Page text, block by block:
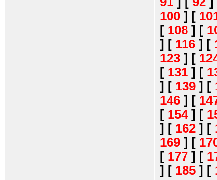
100 ] [
[ 108 ] [
] [ 116 ] [
123 ] [
[ 131 ] [
] [ 139 ] [
146 ] [
[ 154] [
] [ 162 ] [
169 ] [
[ 177 ] [
] [ 185 ] [